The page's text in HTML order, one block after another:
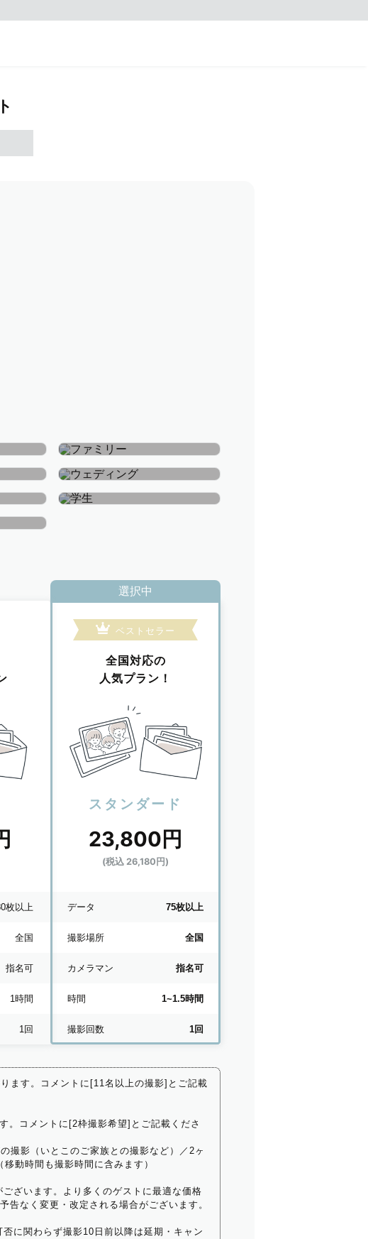
ファミリー
ウェディング
枚以上
全国
指名可
1時間
1回
選択中
ベストセラー
全国対応の
人気プラン！
スタンダード
23,800円
(税込 26,180円)
データ 75枚以上
撮影場所 全国
カメラマン 指名可
時間 1~1.5時間
撮影回数 1回
ます。コメントに[11名以上の撮影]とご記載
。コメントに[2枠撮影希望]とご記載くださ
撮影（いとこのご家族との撮影など）／2ヶ
動時間も撮影時間に含みます）
ざいます。より多くのゲストに最適な価格
告なく変更・改定される場合がございます。
に関わらず撮影10日前以降は延期・キャン